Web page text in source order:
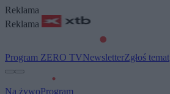
Reklama
Reklama
Program ZERO TVNewsletterZgłoś temat
Na żywoProgram